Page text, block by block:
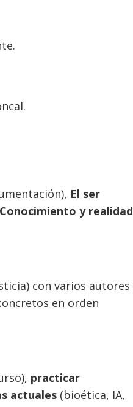
El ser
Conocimiento y realidad
con varios autores
en orden
practicar
actuales (bioética, IA,